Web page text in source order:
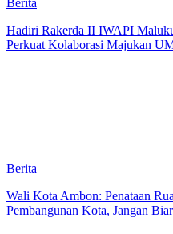
Berita
Hadiri Rakerda II IWAPI
Perkuat Kolaborasi Majukan
Berita
Wali Kota Ambon: Penataan
Pembangunan Kota, Jangan